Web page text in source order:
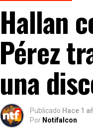
Hallan
Pérez
una
Publicado Hace 1
Por Notifalcon